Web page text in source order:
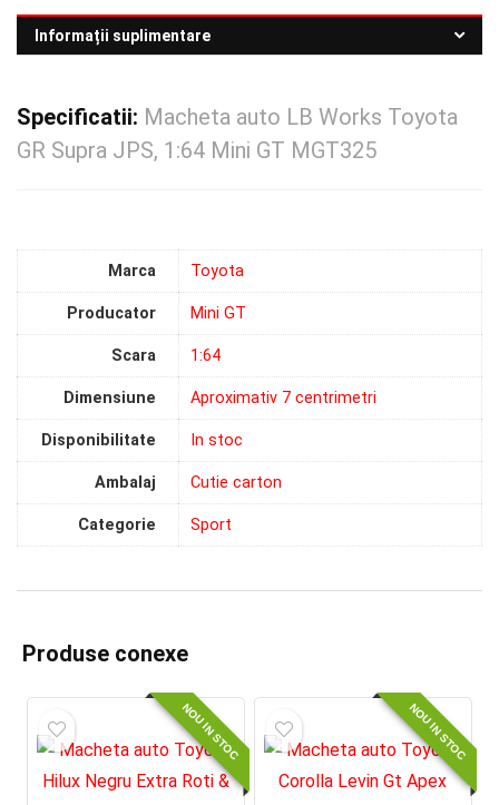
Informații suplimentare
Specificatii: Macheta auto LB Works Toyota
GR Supra JPS, 1:64 Mini GT MGT325
Marca Toyota
Producator Mini GT
Scara 1:64
Dimensiune Aproximativ 7 centrimetri
Disponibilitate In stoc
Ambalaj Cutie carton
Categorie Sport
Produse conexe
NOU IN STOC NOU IN STOC